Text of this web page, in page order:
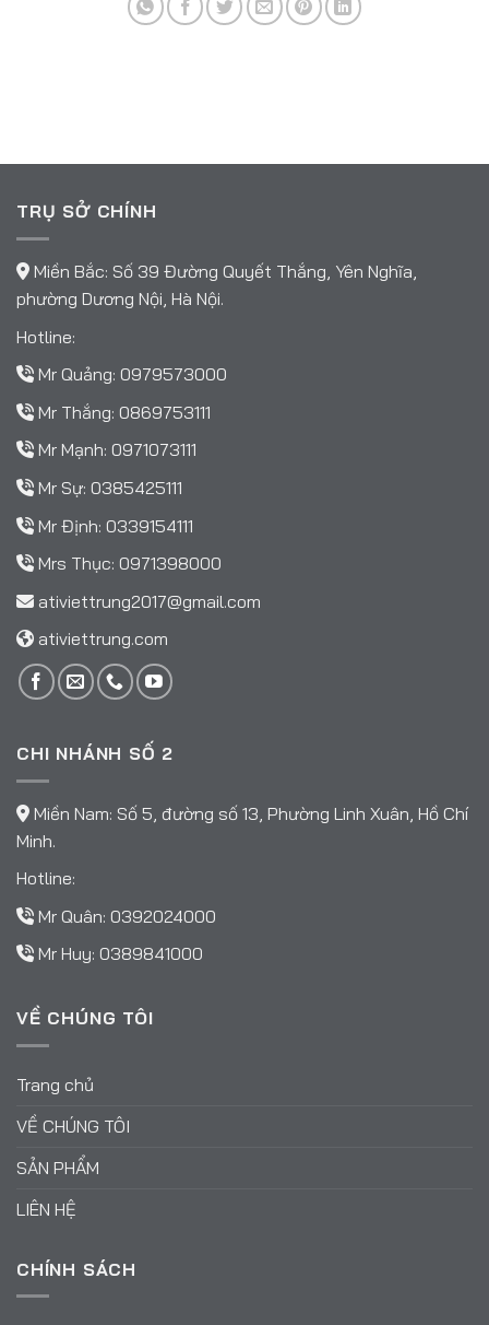
TRỤ SỞ CHÍNH
Miền Bắc: Số 39 Đường Quyết Thắng, Yên Nghĩa,
phường Dương Nội, Hà Nội.
Hotline:
Mr Quảng: 0979573000
Mr Thắng: 0869753111
Mr Mạnh: 0971073111
Mr Sự: 0385425111
Mr Định: 0339154111
Mrs Thục: 0971398000
ativiettrung2017@gmail.com
ativiettrung.com
CHI NHÁNH SỐ 2
Miền Nam: Số 5, đường số 13, Phường Linh Xuân, Hồ Chí
Minh.
Hotline:
Mr Quân: 0392024000
Mr Huy: 0389841000
VỀ CHÚNG TÔI
Trang chủ
VỀ CHÚNG TÔI
SẢN PHẨM
LIÊN HỆ
CHÍNH SÁCH